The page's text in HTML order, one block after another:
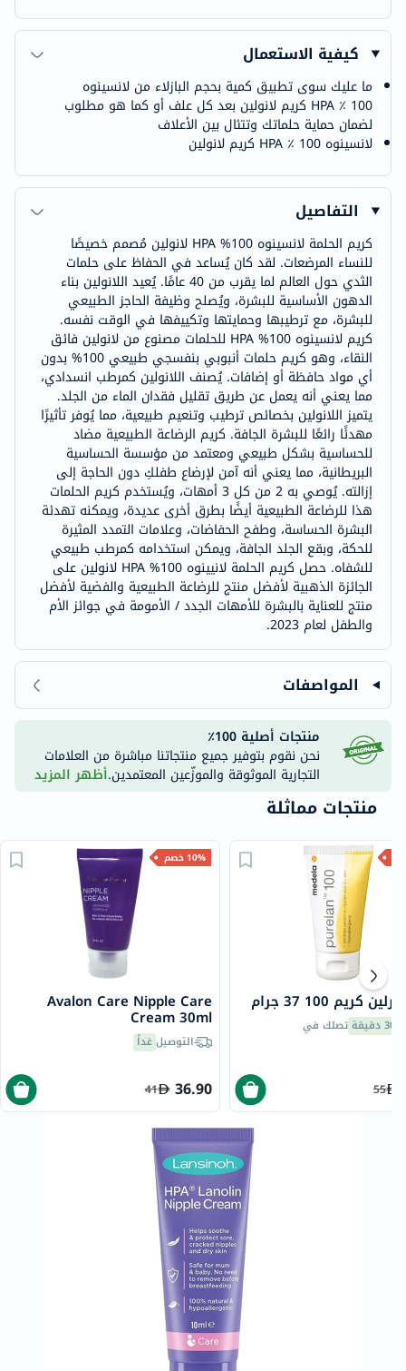
كيفية الاستعمال
ما عليك سوى تطبيق كمية بحجم البازلاء من لانسينوه
100 ٪ HPA كريم لانولين بعد كل علف أو كما هو مطلوب
لضمان حماية حلماتك وتتئال بين الأعلاف
لانسينوه 100 ٪ HPA كريم لانولين
التفاصيل
كريم الحلمة لانسينوه 100% HPA لانولين مُصمم خصيصًا
للنساء المرضعات. لقد كان يُساعد في الحفاظ على حلمات
الثدي حول العالم لما يقرب من 40 عامًا. يُعيد اللانولين بناء
الدهون الأساسية للبشرة، ويُصلح وظيفة الحاجز الطبيعي
للبشرة، مع ترطيبها وحمايتها وتكييفها في الوقت نفسه.
كريم لانسينوه 100% HPA للحلمات مصنوع من لانولين فائق
النقاء، وهو كريم حلمات أنبوبي بنفسجي طبيعي 100% بدون
أي مواد حافظة أو إضافات. يُصنف اللانولين كمرطب انسدادي،
مما يعني أنه يعمل عن طريق تقليل فقدان الماء من الجلد.
يتميز اللانولين بخصائص ترطيب وتنعيم طبيعية، مما يُوفر تأثيرًا
مهدئًا رائعًا للبشرة الجافة. كريم الرضاعة الطبيعية مضاد
للحساسية بشكل طبيعي ومعتمد من مؤسسة الحساسية
البريطانية، مما يعني أنه آمن لإرضاع طفلكِ دون الحاجة إلى
إزالته. يُوصي به 2 من كل 3 أمهات، ويُستخدم كريم الحلمات
هذا للرضاعة الطبيعية أيضًا بطرق أخرى عديدة، ويمكنه تهدئة
البشرة الحساسة، وطفح الحفاضات، وعلامات التمدد المثيرة
للحكة، وبقع الجلد الجافة، ويمكن استخدامه كمرطب طبيعي
للشفاه. حصل كريم الحلمة لانيينوه 100% HPA لانولين على
الجائزة الذهبية لأفضل منتج للرضاعة الطبيعية والفضية لأفضل
منتج للعناية بالبشرة للأمهات الجدد / الأمومة في جوائز الأم
والطفل لعام 2023.
المواصفات
منتجات أصلية 100٪
نحن نقوم بتوفير جميع منتجاتنا مباشرة من العلامات
التجارية الموثوقة والموزّعين المعتمدين.أظهر المزيد
منتجات مماثلة
10% خصم
Avalon Care Nipple Care
Cream 30ml
التوصيل غداً
36.90
41
كريم 100 37 جرام
30 دقيقة تصلك في
55